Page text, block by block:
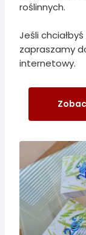
roślinnych.
Jeśli
zapraszamy
internetowy.